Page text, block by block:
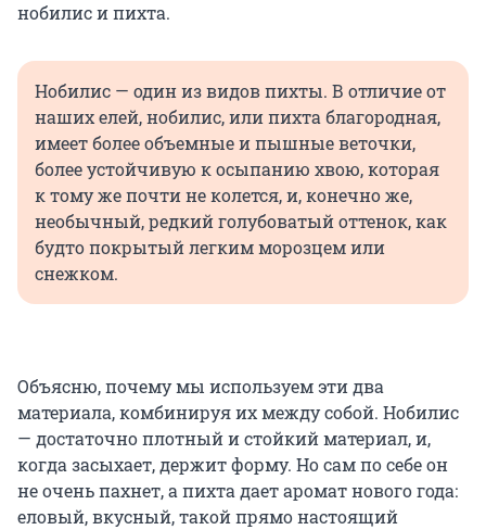
нобилис и пихта.
Нобилис — один из видов пихты. В отличие от
наших елей, нобилис, или пихта благородная,
имеет более объемные и пышные веточки,
более устойчивую к осыпанию хвою, которая
к тому же почти не колется, и, конечно же,
необычный, редкий голубоватый оттенок, как
будто покрытый легким морозцем или
снежком.
Объясню, почему мы используем эти два
материала, комбинируя их между собой. Нобилис
— достаточно плотный и стойкий материал, и,
когда засыхает, держит форму. Но сам по себе он
не очень пахнет, а пихта дает аромат нового года:
еловый, вкусный, такой прямо настоящий